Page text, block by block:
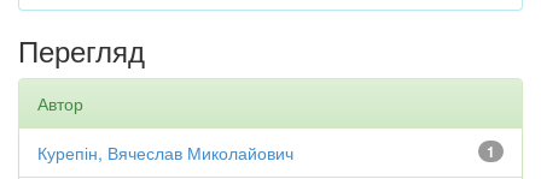
Перегляд
Автор
1
Курепін, Вячеслав Миколайович